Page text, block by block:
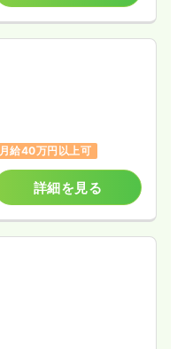
月給40万円以上可
詳細を見る